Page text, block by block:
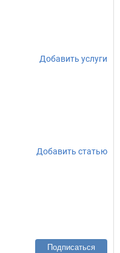
Добавить услуги
Добавить статью
Подписаться